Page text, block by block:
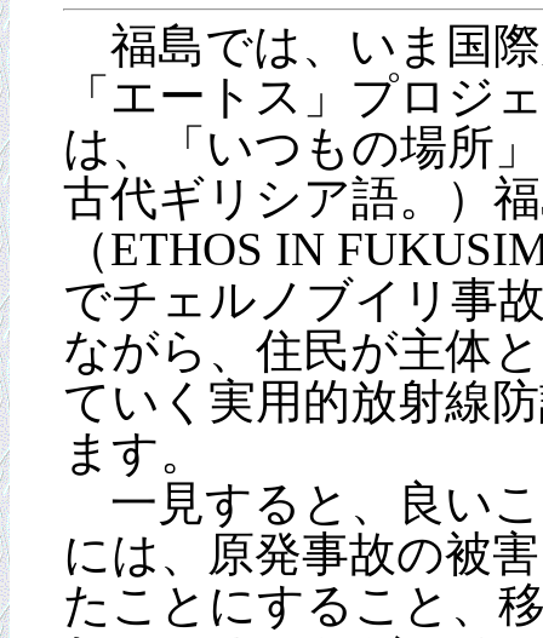
福島では、いま国
「エートス」プロジ
は、「いつもの場所
古代ギリシア語。）
（ETHOS IN
でチェルノブイリ事
ながら、住民が主体
ていく実用的放射線
ます。
一見すると、良い
には、原発事故の被
たことにすること、